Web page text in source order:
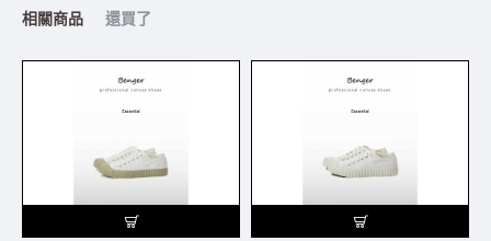
相關商品 還買了